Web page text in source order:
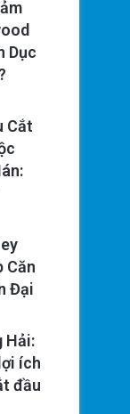
Dục
Cắt
Căn
Đại
Hải:
ích
đầu